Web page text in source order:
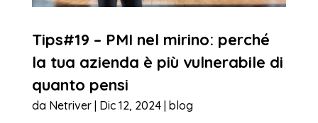
Tips#19 – PMI nel mirino: perché
la tua azienda è più vulnerabile di
quanto pensi
da Netriver| Dic 12, 2024| blog